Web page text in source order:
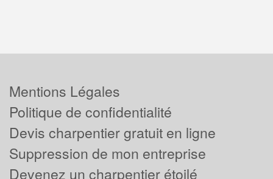
Mentions Légales
Politique de confidentialité
Devis charpentier gratuit en ligne
Suppression de mon entreprise
Devenez un charpentier étoilé